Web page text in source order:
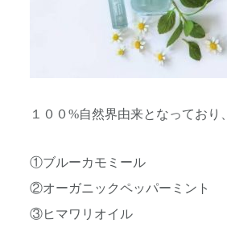
１００%自然界由来となっており、
①ブルーカモミール
②オーガニックペッパーミント
③ヒマワリオイル